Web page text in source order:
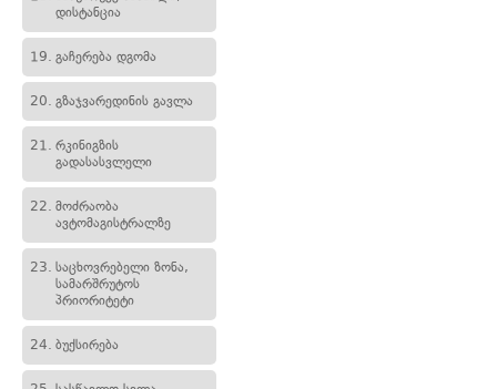
დისტანცია
19. გაჩერება დგომა
20. გზაჯვარედინის გავლა
21. რკინიგზის
გადასასვლელი
22. მოძრაობა
ავტომაგისტრალზე
23. საცხოვრებელი ზონა,
სამარშრუტოს
პრიორიტეტი
24. ბუქსირება